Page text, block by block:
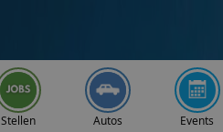
Stellen Autos Events